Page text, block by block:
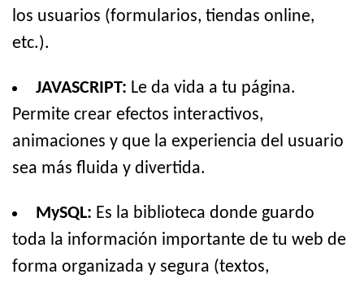
los usuarios (formularios, tiendas online,
etc.).
JAVASCRIPT: Le da vida a tu página.
Permite crear efectos interactivos,
animaciones y que la experiencia del usuario
sea más fluida y divertida.
MySQL: Es la biblioteca donde guardo
toda la información importante de tu web de
forma organizada y segura (textos,